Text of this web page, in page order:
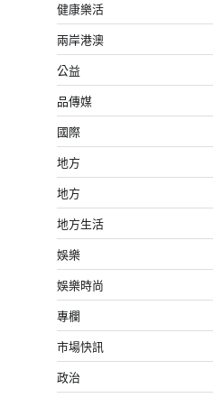
健康樂活
兩岸港澳
公益
品傳媒
國際
地方
地方
地方生活
娛樂
娛樂時尚
專欄
市場快訊
政治